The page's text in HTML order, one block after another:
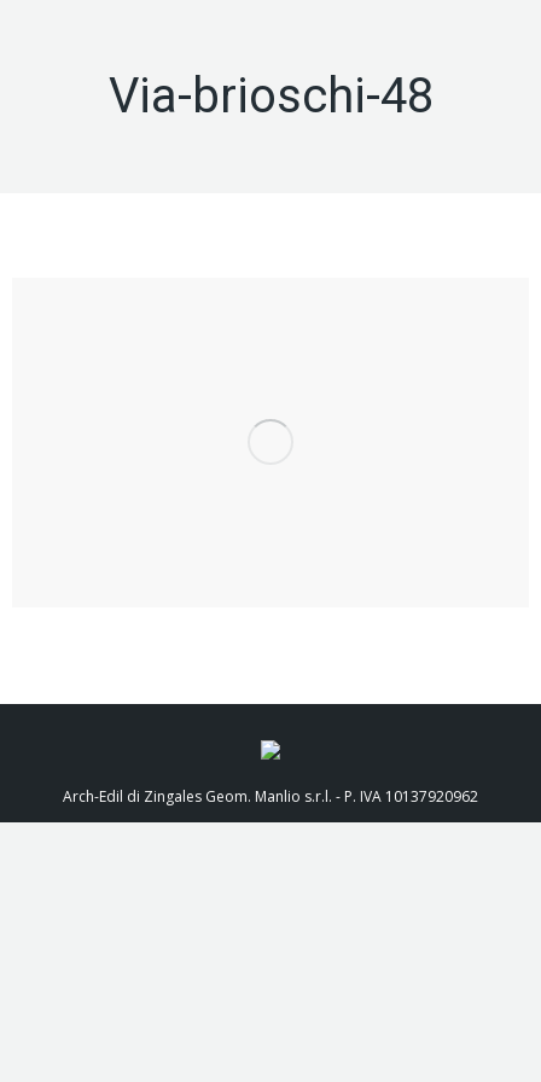
Via-brioschi-48
Arch-Edil di Zingales Geom. Manlio s.r.l. - P. IVA 10137920962